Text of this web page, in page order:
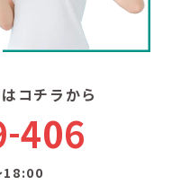
コチラから
406
18:00